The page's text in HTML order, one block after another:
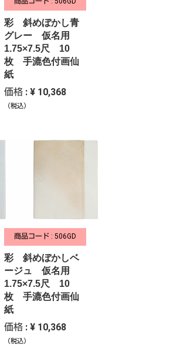
彩 斜めぼかし青
グレー 仮名用
1.75×7.5尺 10
枚 手漉色付画仙
紙
価格 : ¥ 10,368
（税込）
商品コード : 506GD
彩 斜めぼかしベ
ージュ 仮名用
1.75×7.5尺 10
枚 手漉色付画仙
紙
価格 : ¥ 10,368
（税込）